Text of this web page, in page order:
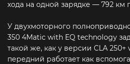
хода на одной зарядке — 792 км
У двухмоторного
350 4Matic with EQ technology
такой же, как у версии CLA
передний работает как